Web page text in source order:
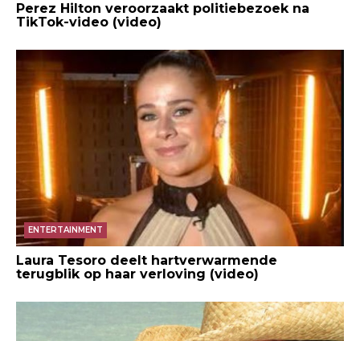
Perez Hilton veroorzaakt politiebezoek na
TikTok-video (video)
ENTERTAINMENT
Laura Tesoro deelt hartverwarmende
terugblik op haar verloving (video)